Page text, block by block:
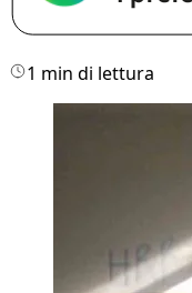
1 min di lettura